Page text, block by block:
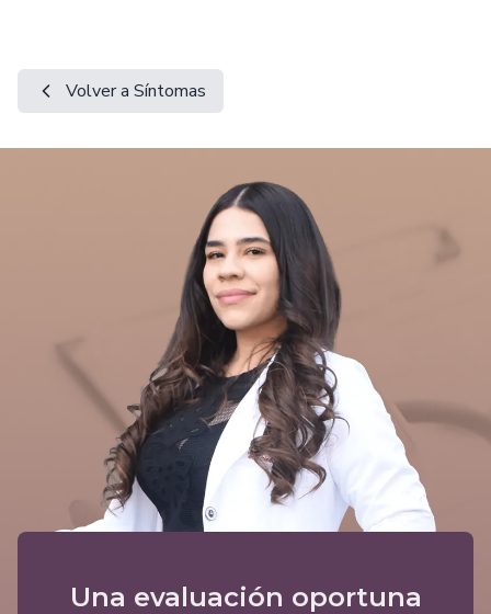
Volver a Síntomas
Una evaluación oportuna